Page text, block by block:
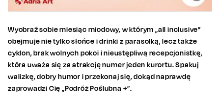
Wyobraź sobie miesiąc miodowy, w którym „all inclusive”
obejmuje nie tylko słońce i drinki z parasolką, lecz także
cyklon, brak wolnych pokoi i nieustępliwą recepcjonistkę,
która uważa się za atrakcję numer jeden kurortu. Spakuj
walizkę, dobry humor i przekonaj się, dokąd naprawdę
zaprowadzi Cię „Podróż Poślubna +”.